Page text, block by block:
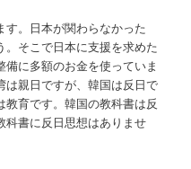
。日本が関わらなかった
。そこで日本に支援を求めた
に多額のお金を使っていま
親日ですが、韓国は反日で
育です。韓国の教科書は反
科書に反日思想はありませ